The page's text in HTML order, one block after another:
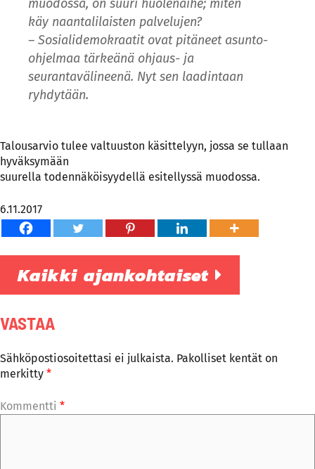
muodossa, on suuri huolenaihe; miten
käy naantalilaisten palvelujen?
– Sosialidemokraatit ovat pitäneet asunto-
ohjelmaa tärkeänä ohjaus- ja
seurantavälineenä. Nyt sen laadintaan
ryhdytään.
Talousarvio tulee valtuuston käsittelyyn, jossa se tullaan
hyväksymään
suurella todennäköisyydellä esitellyssä muodossa.
6.11.2017
Kaikki ajankohtaiset
VASTAA
Sähköpostiosoitettasi ei julkaista. Pakolliset kentät on
merkitty *
Kommentti *